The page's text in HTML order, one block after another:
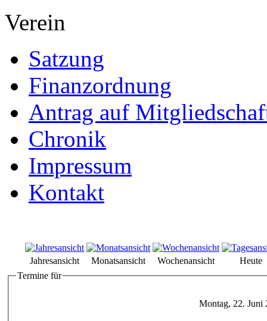
Verein
Satzung
Finanzordnung
Antrag auf
Chronik
Impressum
Kontakt
Jahresansicht Monatsansicht Wochenansicht
Heute
Termine für
Montag, 22. Juni